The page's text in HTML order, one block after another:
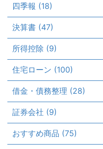
四季報 (18)
決算書 (47)
所得控除 (9)
住宅ローン (100)
借金・債務整理 (28)
証券会社 (9)
おすすめ商品 (75)